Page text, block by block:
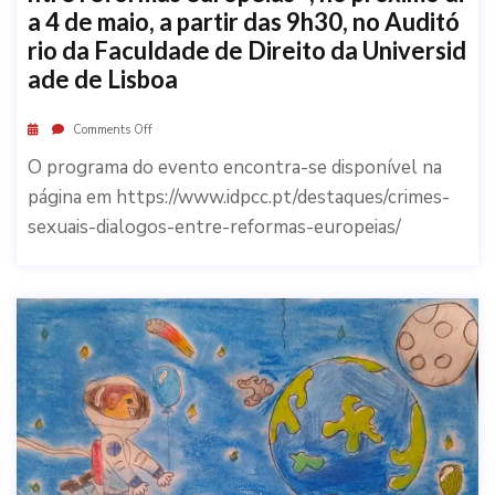
a 4 de maio, a partir das 9h30, no Auditó
rio da Faculdade de Direito da Universid
ade de Lisboa
Comments Off
O programa do evento encontra-se disponível na
página em https://www.idpcc.pt/destaques/crimes-
sexuais-dialogos-entre-reformas-europeias/